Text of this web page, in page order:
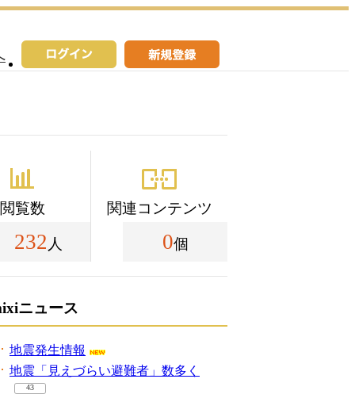
閲覧数
232 人
関連コンテンツ
0個
ニュース
地震発生情報
地震「見えづらい避難者」数多く
43